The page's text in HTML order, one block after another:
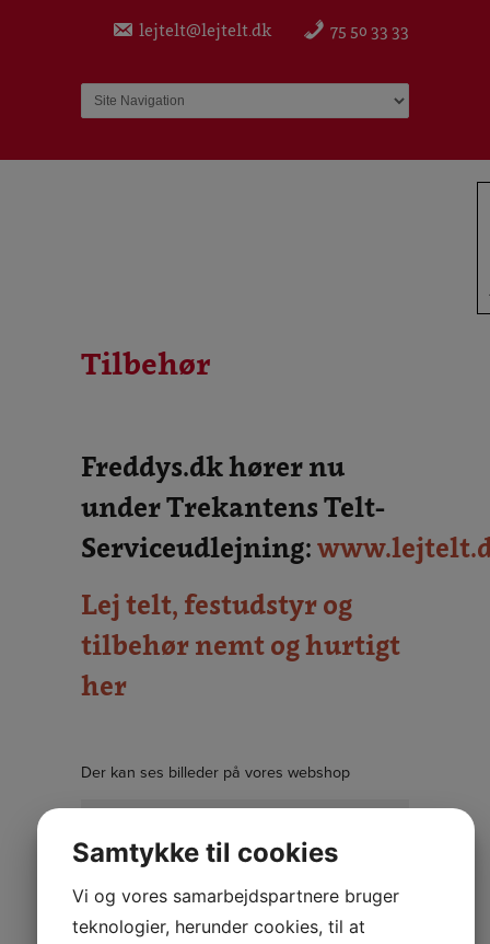
lejtelt@lejtelt.dk 75 50 33 33
Tilbehør
Freddys.dk hører nu
under Trekantens Telt-
Serviceudlejning:
Lej telt, festudstyr og
tilbehør nemt og hurtigt
her
Der kan ses billeder på vores webshop
Affaldsstativ
Affaldsposer
10 stk pr.
rulle
Samtykke til cookies
Vi og vores samarbejdspartnere bruger
teknologier, herunder cookies, til at